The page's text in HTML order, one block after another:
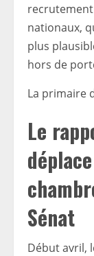
nationaux,
plus
hors de
La primaire
Le
Sénat
Début avril,